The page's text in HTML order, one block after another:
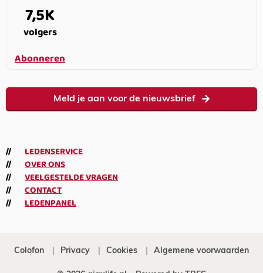
7,5K
volgers
Abonneren
Meld je aan voor de nieuwsbrief
LEDENSERVICE
OVER ONS
VEELGESTELDE VRAGEN
CONTACT
LEDENPANEL
Colofon Privacy Cookies Algemene voorwaarden